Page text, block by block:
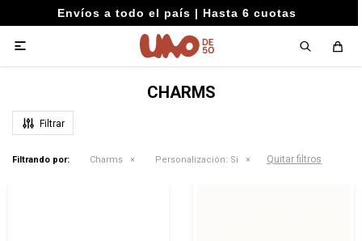
Envíos a todo el país | Hasta 6 cuotas

CHARMS
Filtrando por: Charms Personalización: Si Quitar filtros